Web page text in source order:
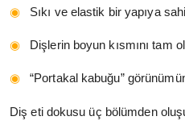
Sıkı ve elastik bir yapıya
Dişlerin boyun kısmını tam
“Portakal kabuğu”
Diş eti dokusu üç bölümden